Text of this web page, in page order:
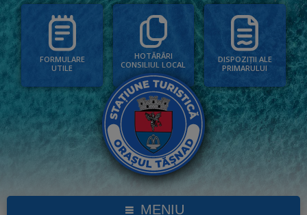
FORMULARE
UTILE
HOTĂRÂRI
CONSILIUL LOCAL
DISPOZIȚII ALE
PRIMARULUI
MENIU